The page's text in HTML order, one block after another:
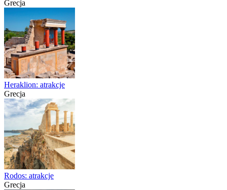
Grecja
Heraklion: atrakcje
Grecja
Rodos: atrakcje
Grecja